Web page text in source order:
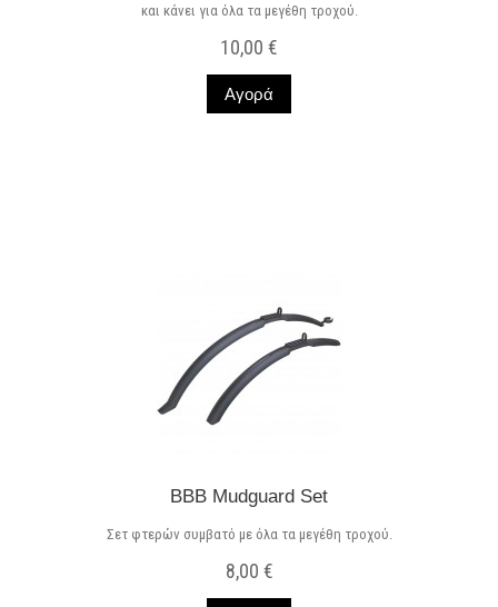
και κάνει για όλα τα μεγέθη τροχού.
10,00 €
Αγορά
BBB Mudguard Set
Σετ φτερών συμβατό με όλα τα μεγέθη τροχού.
8,00 €